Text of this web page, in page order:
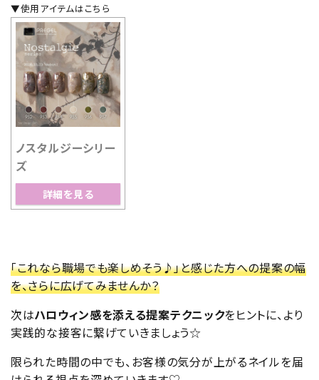
▼使用アイテムはこちら
ノスタルジーシリー
ズ
詳細を見る
「これなら職場でも楽しめそう♪」と感じた方への提案の幅
を、さらに広げてみませんか？
次はハロウィン感を添える提案テクニックをヒントに、より
実践的な接客に繋げていきましょう☆
限られた時間の中でも、お客様の気分が上がるネイルを届